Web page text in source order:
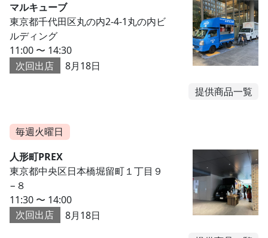
マルキューブ
東京都千代田区丸の内2-4-1丸の内ビ
ルディング
11:00 〜 14:30
次回出店
8月18日
提供商品一覧
毎週火曜日
人形町PREX
東京都中央区日本橋堀留町１丁目９
−８
11:30 〜 14:00
次回出店
8月18日